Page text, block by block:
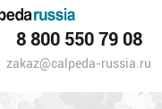
насосов
8 800 550 79 08
zakaz@calpeda-russia.ru